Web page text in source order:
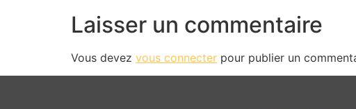
Laisser un commentaire
Vous devez vous connecter pour publier un